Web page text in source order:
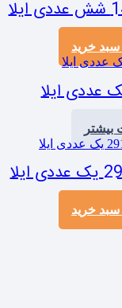
سبد خرید
عددی ایلا
بیشتر
سبد خرید